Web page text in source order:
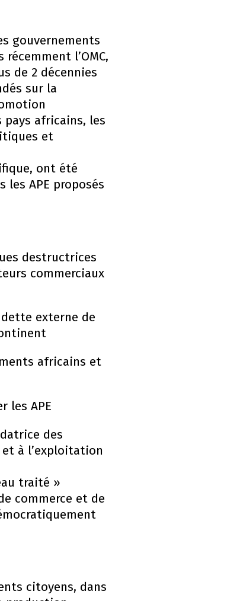
gouvernements
l’OMC,
de 2 décennies
sur la
africains, les
et
ont été
APE proposés
destructrices
commerciaux
externe de
africains et
les APE
des
à l’exploitation
traité »
commerce et de
citoyens, dans